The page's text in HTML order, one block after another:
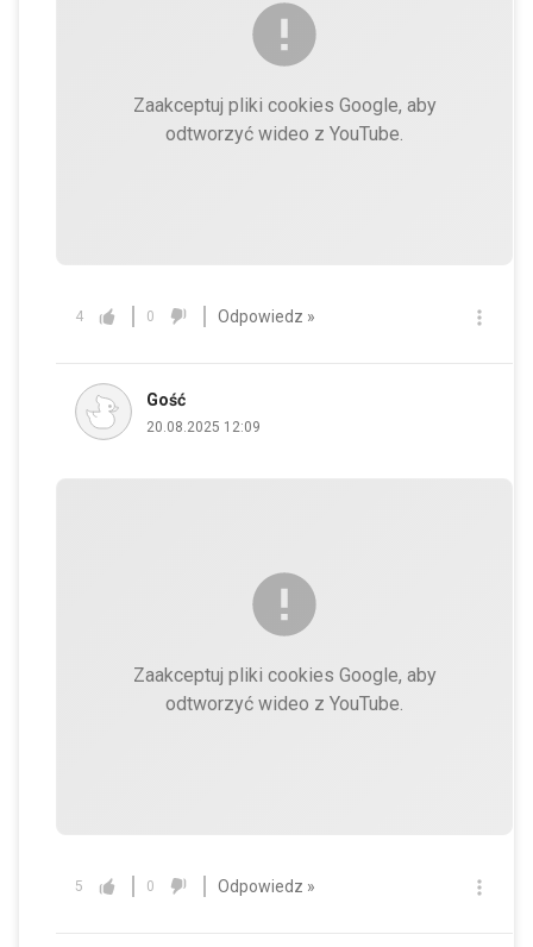
Zaakceptuj pliki cookies Google, aby
odtworzyć wideo z YouTube.
4 0 Odpowiedz »
Gość
20.08.2025 12:09
Zaakceptuj pliki cookies Google, aby
odtworzyć wideo z YouTube.
5 0 Odpowiedz »